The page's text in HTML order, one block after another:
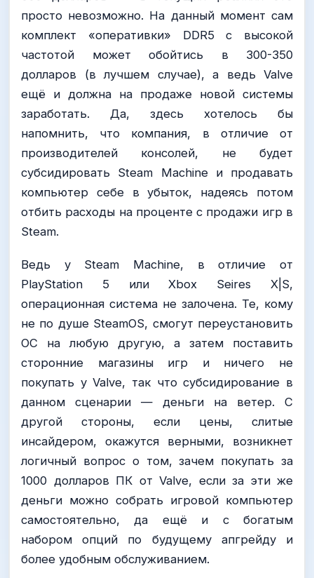
просто невозможно. На данный момент сам
комплект «оперативки» DDR5 с высокой
частотой может обойтись в 300-350
долларов (в лучшем случае), а ведь Valve
ещё и должна на продаже новой системы
заработать. Да, здесь хотелось бы
напомнить, что компания, в отличие от
производителей консолей, не будет
субсидировать Steam Machine и продавать
компьютер себе в убыток, надеясь потом
отбить расходы на проценте с продажи игр в
Steam.
Ведь у Steam Machine, в отличие от
PlayStation 5 или Xbox Seires X|S,
операционная система не залочена. Те, кому
не по душе SteamOS, смогут переустановить
ОС на любую другую, а затем поставить
сторонние магазины игр и ничего не
покупать у Valve, так что субсидирование в
данном сценарии — деньги на ветер. С
другой стороны, если цены, слитые
инсайдером, окажутся верными, возникнет
логичный вопрос о том, зачем покупать за
1000 долларов ПК от Valve, если за эти же
деньги можно собрать игровой компьютер
самостоятельно, да ещё и с богатым
набором опций по будущему апгрейду и
более удобным обслуживанием.